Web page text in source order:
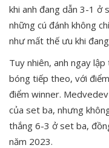
khi anh đang dẫn 3-1 ở
những cú đánh không
như mất thế ưu khi
Tuy nhiên, anh ngay
bóng tiếp theo, với
điểm winner.
của set ba, nhưng
thắng 6-3 ở set ba,
năm 2023.